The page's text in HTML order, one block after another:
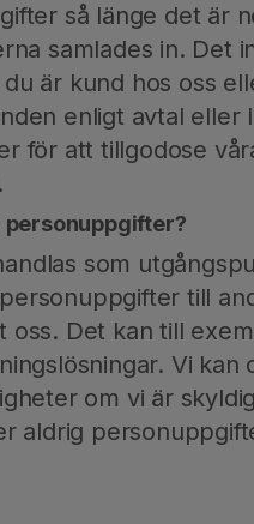
så länge det är
samlades in. Det
är kund hos oss
enligt avtal eller
för att tillgodose
som
till
oss. Det kan till
Vi kan
om vi är
aldrig